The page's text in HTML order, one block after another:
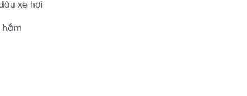
xe hơi
hầm